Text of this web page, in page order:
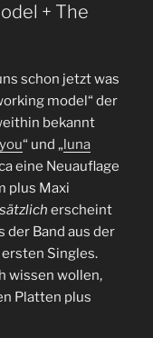
+ The
schon jetzt was
model“ der
bekannt
you“ und „luna
eine Neuauflage
plus Maxi
erscheint
der Band aus der
Singles.
wissen wollen,
Platten plus